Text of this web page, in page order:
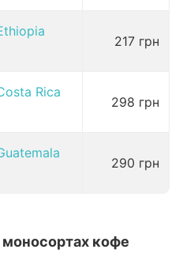
217 грн
Rica
298 грн
290 грн
кофе